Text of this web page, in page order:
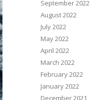
September 2022
August 2022
July 2022
May 2022
April 2022
March 2022
February 2022
January 2022
December 2021